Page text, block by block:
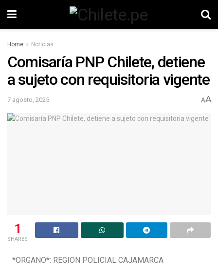
Home Noticias
Comisaría PNP Chilete, detiene
a sujeto con requisitoria vigente
7 agosto, 2025 AA
1
SHARES
*ORGANO*: REGION POLICIAL CAJAMARCA